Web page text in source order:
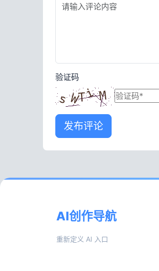
验证码
发布评论
AI创作导航
重新定义 AI 入口